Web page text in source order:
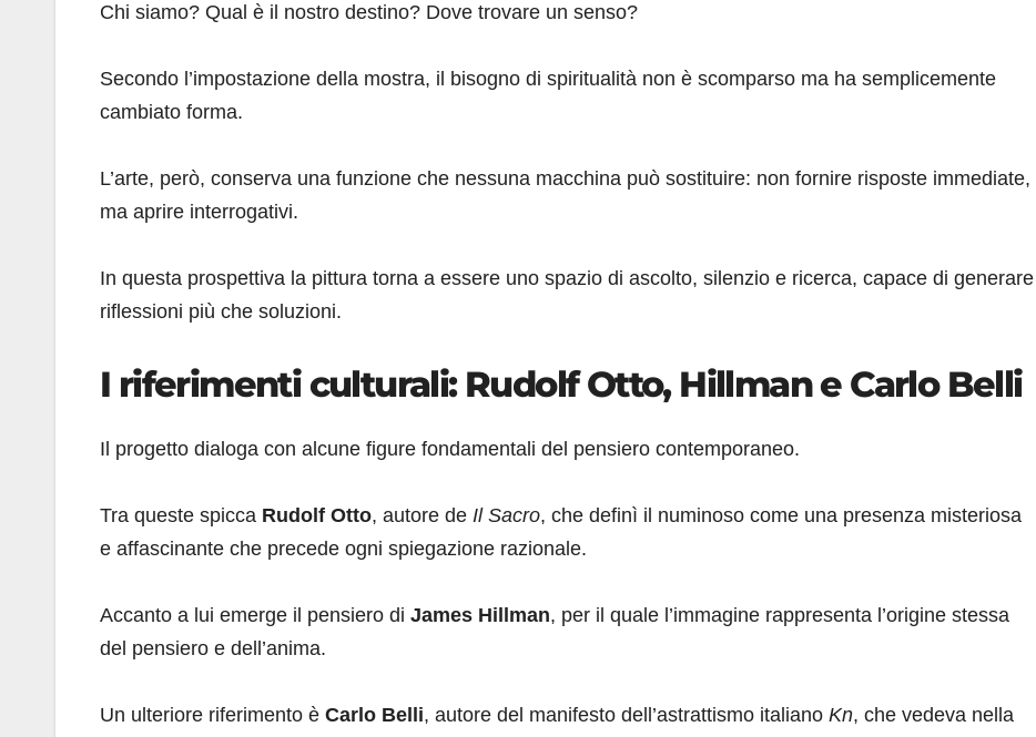
Chi siamo? Qual è il nostro destino? Dove trovare un senso?
Secondo l’impostazione della mostra, il bisogno di spiritualità non è scomparso ma ha semplicemente
cambiato forma.
L’arte, però, conserva una funzione che nessuna macchina può sostituire: non fornire risposte immediate,
ma aprire interrogativi.
In questa prospettiva la pittura torna a essere uno spazio di ascolto, silenzio e ricerca, capace di generare
riflessioni più che soluzioni.
I riferimenti culturali: Rudolf Otto, Hillman e Carlo Belli
Il progetto dialoga con alcune figure fondamentali del pensiero contemporaneo.
Tra queste spicca Rudolf Otto, autore de Il Sacro, che definì il numinoso come una presenza misteriosa
e affascinante che precede ogni spiegazione razionale.
Accanto a lui emerge il pensiero di James Hillman, per il quale l’immagine rappresenta l’origine stessa
del pensiero e dell’anima.
Un ulteriore riferimento è Carlo Belli, autore del manifesto dell’astrattismo italiano Kn, che vedeva nella